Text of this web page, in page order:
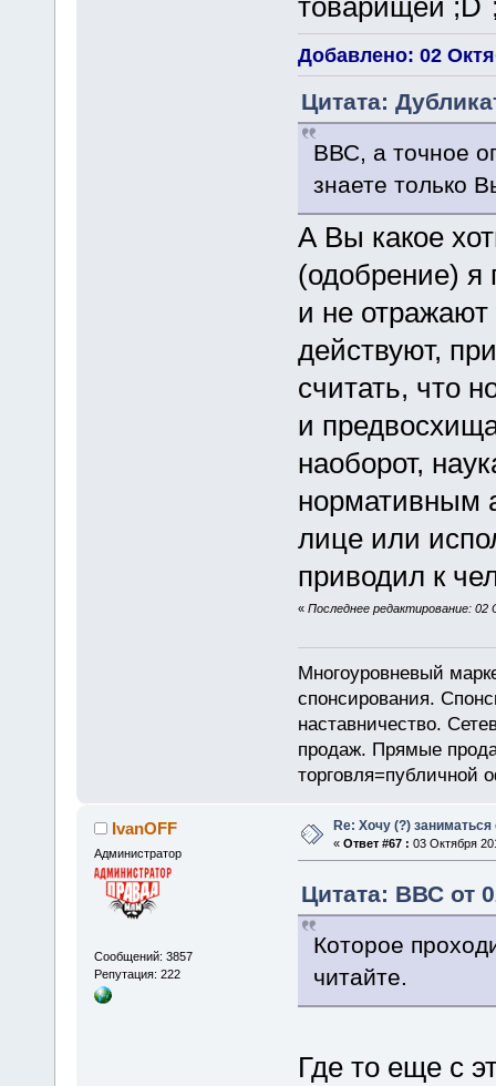
товарищей
Добавлено: 02
Цитата:
ВВС, а точное
знаете только
А Вы какое
(одобрение) я
и не
действуют,
считать, что
и
наоборот,
нормативным
лице или
приводил к
« Последнее редактирование:
Многоуровневый
спонсирования.
наставничество.
продаж. Прямые
торговля=публичной
IvanOFF
Администратор
Сообщений: 3857
Репутация: 222
Re: Хочу (?)
« Ответ #67 : 03 Октября
Цитата: ВВС от
Которое
читайте.
Где то еще с